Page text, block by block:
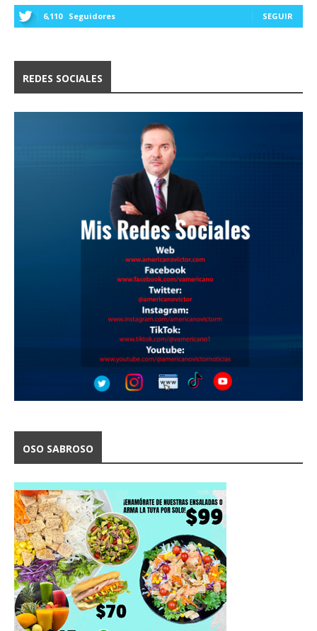
6,110 Seguidores SEGUIR
REDES SOCIALES
OSO SABROSO